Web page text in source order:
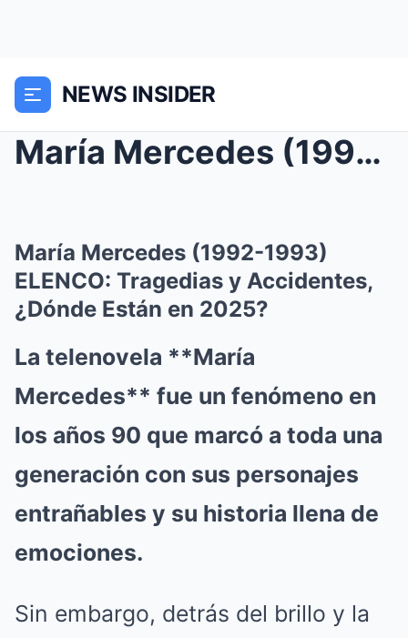
NEWS INSIDER
María Mercedes (1992-1993) ELENCO: Tragedias y Acc...
María Mercedes (1992-1993)
ELENCO: Tragedias y Accidentes,
¿Dónde Están en 2025?
La telenovela **María
Mercedes** fue un fenómeno en
los años 90 que marcó a toda una
generación con sus personajes
entrañables y su historia llena de
emociones.
Sin embargo, detrás del brillo y la